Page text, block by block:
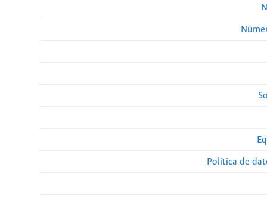
Política de